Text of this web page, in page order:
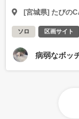
[宮城県] たびの
ソロ 区画サイト
病弱なボッ